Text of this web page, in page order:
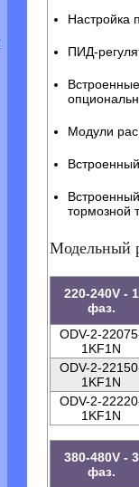
Настройка
ПИД-
Модули
тормозной
Модельный
220-240V - 1
фаз.
ODV-2-
1KF1N
ODV-2-
1KF1N
ODV-2-
1KF1N
380-480V - 3
фаз.